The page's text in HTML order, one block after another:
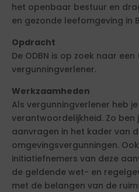
het openbaar bestuur en
en gezonde leefomgeving in
Opdracht
De ODBN is op zoek naar
vergunningverlener.
Werkzaamheden
Als vergunningverlener heb
verantwoordelijkheid. Zo ben
aanvragen in het kader van
omgevingsvergunningen.
initiatiefnemers van deze
de geldende wet- en
met de belangen van de